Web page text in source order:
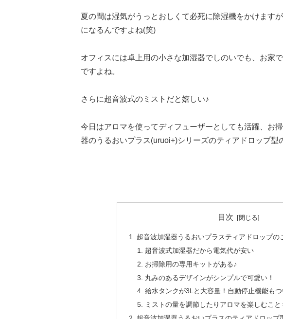
夏の間は湿気がうっとおしくて必死に除湿機をかけます
になるんですよね(笑)
オフィスには卓上用の小さな加湿器でしのいでも、お家
ですよね。
さらに超音波式のミストだと嬉しい♪
今日はアロマを使ってディフューザーとしても活躍、お
器のうるおいプラス(uruoi+)シリーズのティアドロップ型
目次
超音波加湿器うるおいプラスティアドロップの
超音波式加湿器だから電気代が安い
お掃除用の専用キットがある♪
丸みのあるデザインがシンプルで可愛い！
給水タンクが3Lと大容量！自動停止機能もつ
ミストの量を調節したりアロマを楽しむこと